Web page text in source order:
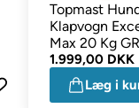
Topmast
Klapvogn
Max 20 Kg
1.999,00 DKK
Læg i